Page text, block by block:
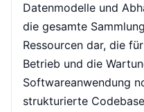
Datenmodelle und
die gesamte
Ressourcen dar, die
Betrieb und die
Softwareanwendung
strukturierte